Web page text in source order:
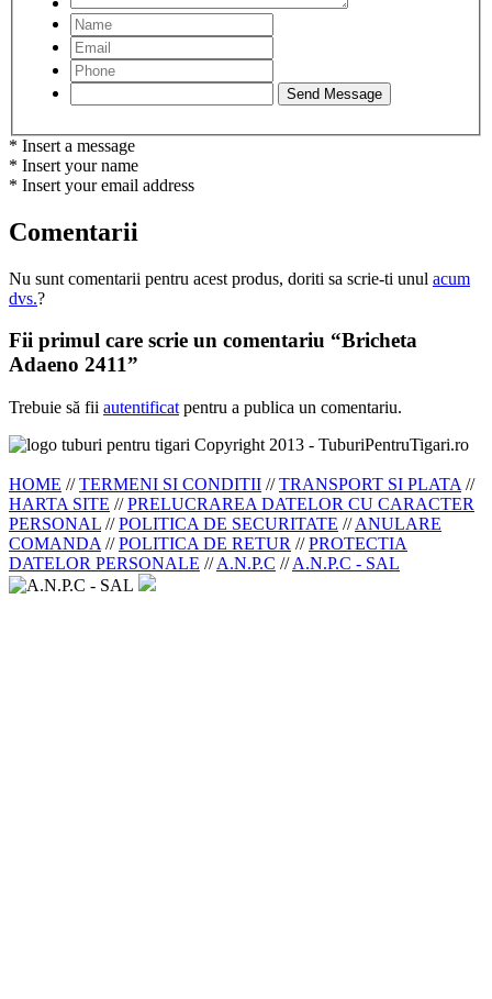
* Insert a message
* Insert your name
* Insert your email address
Comentarii
Nu sunt comentarii pentru acest produs, doriti sa scrie-ti unul acum
dvs.?
Fii primul care scrie un comentariu “Bricheta
Adaeno 2411”
Trebuie să fii autentificat pentru a publica un comentariu.
Copyright 2013 - TuburiPentruTigari.ro
HOME //TERMENI SI CONDITII //TRANSPORT SI PLATA //
HARTA SITE //PRELUCRAREA DATELOR CU CARACTER
PERSONAL //POLITICA DE SECURITATE //ANULARE
COMANDA //POLITICA DE RETUR //PROTECTIA
DATELOR PERSONALE //A.N.P.C //A.N.P.C - SAL